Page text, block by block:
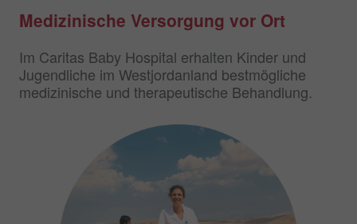
Medizinische Versorgung vor Ort
Im Caritas Baby Hospital erhalten Kinder und
Jugendliche im Westjordanland bestmögliche
medizinische und therapeutische Behandlung.